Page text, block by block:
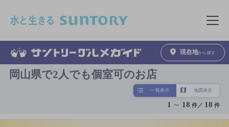
メニュ
現在地から探す
岡山県で2人でも個室可のお店
一覧表示 地図表示
1 ～ 18 件／ 18 件